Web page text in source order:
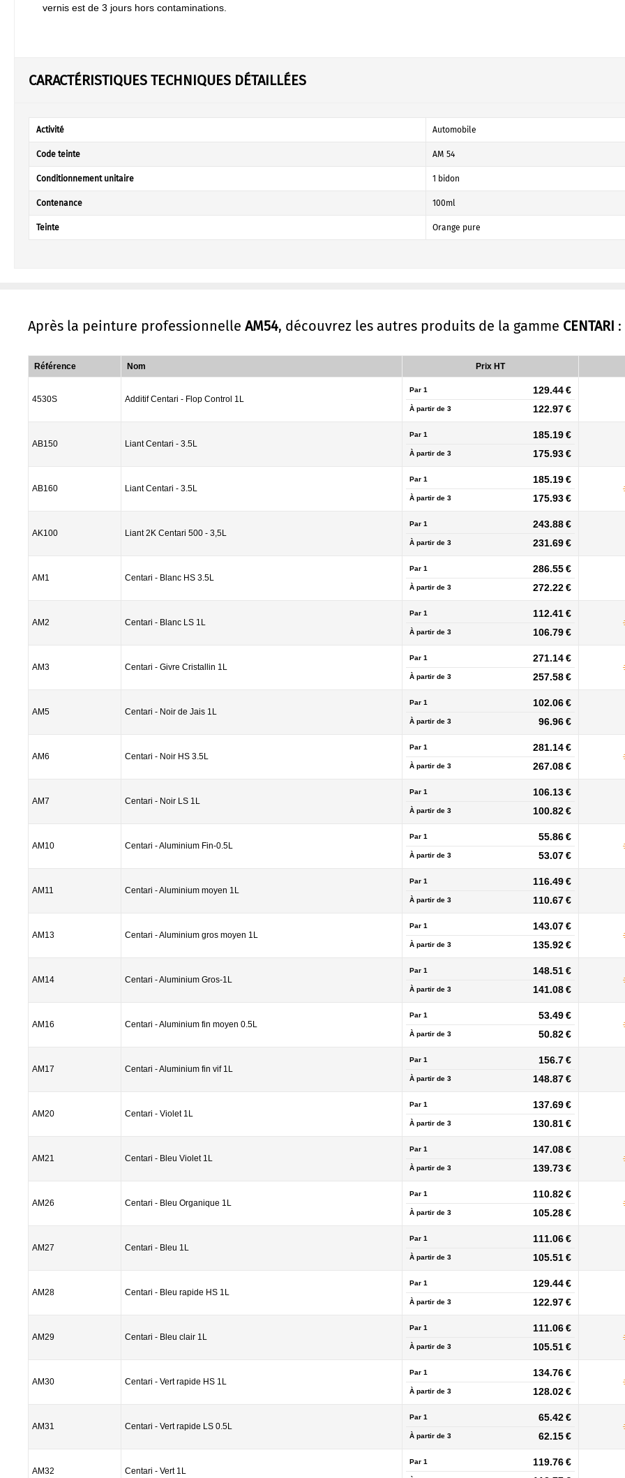
vernis est de 3 jours hors contaminations.
CARACTÉRISTIQUES TECHNIQUES DÉTAILLÉES
Activité Automobile
Code teinte AM 54
Conditionnement unitaire 1 bidon
Contenance 100ml
Teinte Orange pure
Après la peinture professionnelle AM54, découvrez les autres produits de la gamme CENTARI :
Référence Nom Prix HT
4530S Additif Centari - Flop Control 1L
Par 1 129.44 €
À partir de 3 122.97 €
AB150 Liant Centari - 3.5L
Par 1 185.19 €
À partir de 3 175.93 €
AB160 Liant Centari - 3.5L
Par 1 185.19 €
À partir de 3 175.93 €
AK100 Liant 2K Centari 500 - 3,5L
Par 1 243.88 €
À partir de 3 231.69 €
AM1 Centari - Blanc HS 3.5L
Par 1 286.55 €
À partir de 3 272.22 €
AM2 Centari - Blanc LS 1L
Par 1 112.41 €
À partir de 3 106.79 €
AM3 Centari - Givre Cristallin 1L
Par 1 271.14 €
À partir de 3 257.58 €
AM5 Centari - Noir de Jais 1L
Par 1 102.06 €
À partir de 3 96.96 €
AM6 Centari - Noir HS 3.5L
Par 1 281.14 €
À partir de 3 267.08 €
AM7 Centari - Noir LS 1L
Par 1 106.13 €
À partir de 3 100.82 €
AM10 Centari - Aluminium Fin-0.5L
Par 1 55.86 €
À partir de 3 53.07 €
AM11 Centari - Aluminium moyen 1L
Par 1 116.49 €
À partir de 3 110.67 €
AM13 Centari - Aluminium gros moyen 1L
Par 1 143.07 €
À partir de 3 135.92 €
AM14 Centari - Aluminium Gros-1L
Par 1 148.51 €
À partir de 3 141.08 €
AM16 Centari - Aluminium fin moyen 0.5L
Par 1 53.49 €
À partir de 3 50.82 €
AM17 Centari - Aluminium fin vif 1L
Par 1 156.7 €
À partir de 3 148.87 €
AM20 Centari - Violet 1L
Par 1 137.69 €
À partir de 3 130.81 €
AM21 Centari - Bleu Violet 1L
Par 1 147.08 €
À partir de 3 139.73 €
AM26 Centari - Bleu Organique 1L
Par 1 110.82 €
À partir de 3 105.28 €
AM27 Centari - Bleu 1L
Par 1 111.06 €
À partir de 3 105.51 €
AM28 Centari - Bleu rapide HS 1L
Par 1 129.44 €
À partir de 3 122.97 €
AM29 Centari - Bleu clair 1L
Par 1 111.06 €
À partir de 3 105.51 €
AM30 Centari - Vert rapide HS 1L
Par 1 134.76 €
À partir de 3 128.02 €
AM31 Centari - Vert rapide LS 0.5L
Par 1 65.42 €
À partir de 3 62.15 €
AM32 Centari - Vert 1L
Par 1 119.76 €